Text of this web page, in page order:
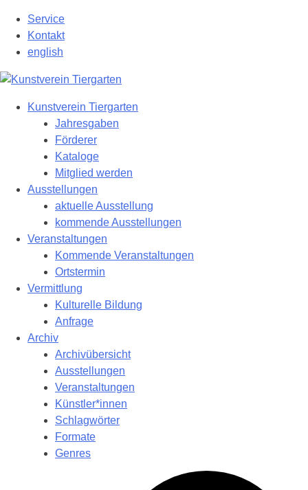
Hauptinhalt
springen
Service
Kontakt
english
Kunstverein Tiergarten
Jahresgaben
Förderer
Kataloge
Mitglied werden
Ausstellungen
aktuelle Ausstellung
kommende Ausstellungen
Veranstaltungen
Kommende Veranstaltungen
Ortstermin
Vermittlung
Kulturelle Bildung
Anfrage
Archiv
Archivübersicht
Ausstellungen
Veranstaltungen
Künstler*innen
Schlagwörter
Formate
Genres